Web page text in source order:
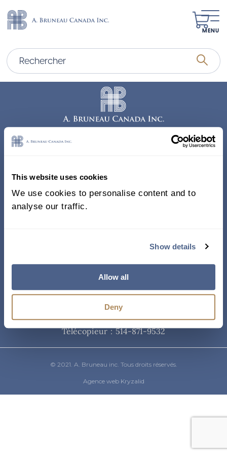
This website uses cookies
We use cookies to personalise content and to
analyse our traffic.
Show details
Allow all
Deny
MENU
338, Rue Saint-Antoine E.
Bureau 011, Montréal QC
H2Y 1A3 Canada
Téléphone
514-871-9821/ 1-800-361-8487
Télécopieur : 514-871-9532
© 2021. A. Bruneau inc. Tous droits réservés.
Agence web Kryzalid